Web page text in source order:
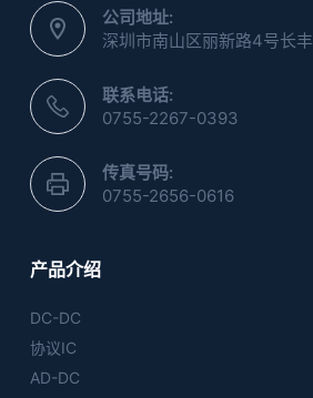
公司地址:
深圳市南山区丽新路4号长
联系电话:
0755-2267-0393
传真号码:
0755-2656-0616
产品介绍
DC-DC
协议IC
AD-DC